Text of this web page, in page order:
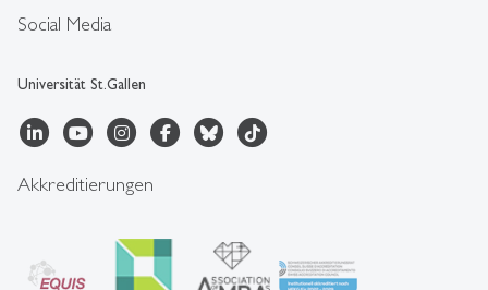
Social Media
Universität St.Gallen
Akkreditierungen